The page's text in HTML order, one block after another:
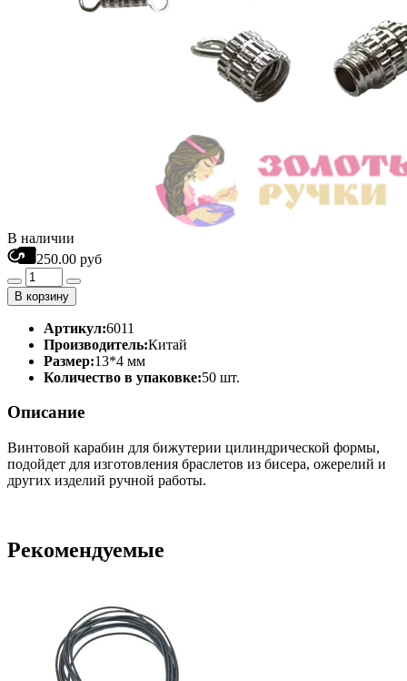
В наличии
250.00 руб
В корзину
Артикул:6011
Производитель:Китай
Размер:13*4 мм
Количество в упаковке:50 шт.
Описание
Винтовой карабин для бижутерии цилиндрической формы,
подойдет для изготовления браслетов из бисера, ожерелий и
других изделий ручной работы.
Рекомендуемые